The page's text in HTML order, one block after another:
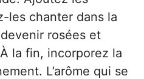
les chanter dans la
rosées et
la fin, incorporez la
L’arôme qui se